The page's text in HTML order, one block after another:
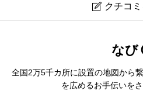
 クチコミ
ニックネーム 必須
なび
全国2万5千カ所に設置の地図から
を広めるお手伝いを